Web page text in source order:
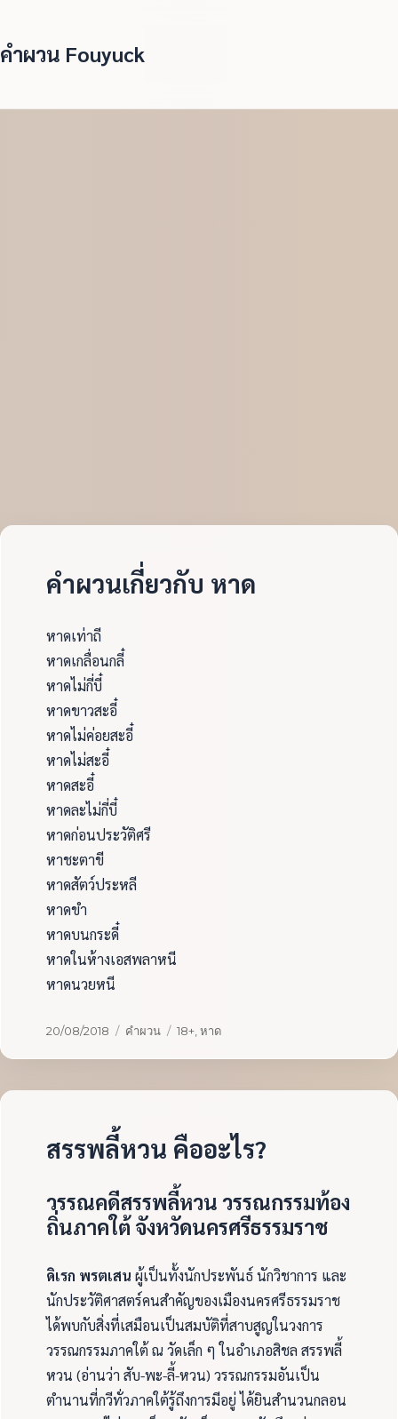
คำผวน Fouyuck
คำผวนเกี่ยวกับ หาด
หาดเท่าถี
หาดเกลื่อนกลี๋
หาดไม่กี่บี๋
หาดขาวสะอี๋
หาดไม่ค่อยสะอี๋
หาดไม่สะอี๋
หาดสะอี๋
หาดละไม่กี่บี๋
หาดก่อนประวัติศรี
หาชะตาขี
หาดสัตว์ประหลี
หาดขำ
หาดบนกระดี๋
หาดในห้างเอสพลาหนี
หาดนวยหนี
เขียน
20/08/2018
หมวด
คำผวน
ป้าย
18+ ,หาด
สรรพลี้หวน คืออะไร?
วรรณคดีสรรพลี้หวน วรรณกรรมท้อง
ถิ่นภาคใต้ จังหวัดนครศรีธรรมราช
ดิเรก พรตเสน ผู้เป็นทั้งนักประพันธ์ นักวิชาการ และ
นักประวัติศาสตร์คนสำคัญของเมืองนครศรีธรรมราช
ได้พบกับสิ่งที่เสมือนเป็นสมบัติที่สาบสูญในวงการ
วรรณกรรมภาคใต้ ณ วัดเล็ก ๆ ในอำเภอสิชล สรรพลี้
หวน (อ่านว่า สับ-พะ-ลี้-หวน) วรรณกรรมอันเป็น
ตำนานที่กวีทั่วภาคใต้รู้ถึงการมีอยู่ ได้ยินสำนวนกลอน